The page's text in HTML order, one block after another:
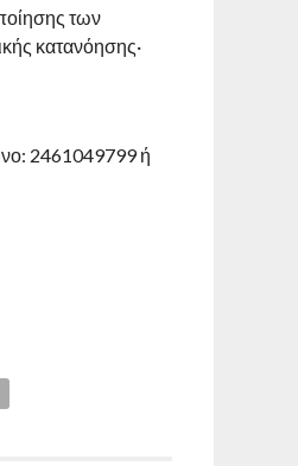
των
κατανόησης·
2461049799 ή